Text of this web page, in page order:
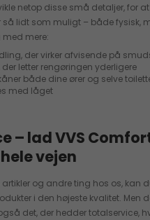
netop disse små detaljer, for
så lidt som muligt – både fysisk,
mere:
der virker afvisende på
letter rengøringen yderligere
både dine ører og selve
med låget
– lad VVS
vejen
artikler og andre ting hos os, kan
i den højeste kvalitet. Men
det, der hedder totalservice,